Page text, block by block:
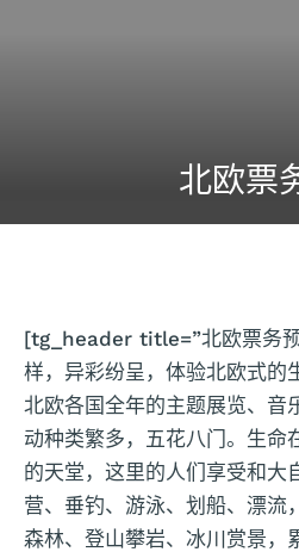
北欧票
[tg_header title=”北欧票务
样，异彩纷呈，体验北欧式的
北欧各国全年的主题展览、音
动种类繁多，五花八门。生命
的天堂，这里的人们享受和大
营、垂钓、游泳、划船、漂流
森林、登山攀岩、冰川赏景，